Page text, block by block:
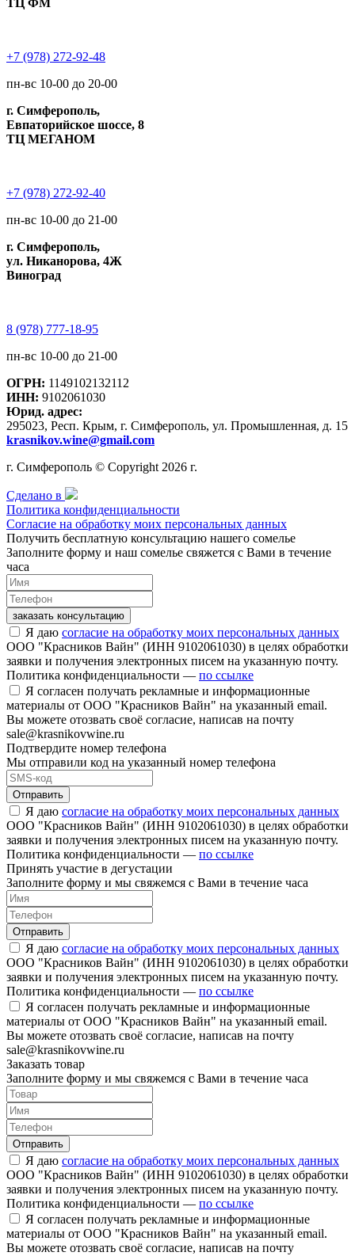
ТЦ ФМ
+7 (978) 272-92-48
пн-вс 10-00 до 20-00
г. Симферополь,
Евпаторийское шоссе, 8
ТЦ МЕГАНОМ
+7 (978) 272-92-40
пн-вс 10-00 до 21-00
г. Симферополь,
ул. Никанорова, 4Ж
Виноград
8 (978) 777-18-95
пн-вс 10-00 до 21-00
ОГРН: 1149102132112
ИНН: 9102061030
Юрид. адрес:
295023, Респ. Крым, г. Симферополь, ул. Промышленная, д. 15
krasnikov.wine@gmail.com
г. Симферополь © Copyright 2026 г.
Сделано в
Политика конфиденциальности
Согласие на обработку моих персональных данных
Получить бесплатную консультацию нашего сомелье
Заполните форму и наш сомелье свяжется с Вами в течение
часа
заказать консультацию
Я даю согласие на обработку моих персональных данных
ООО "Красников Вайн" (ИНН 9102061030) в целях обработки
заявки и получения электронных писем на указанную почту.
Политика конфиденциальности — по ссылке
Я согласен получать рекламные и информационные
материалы от ООО "Красников Вайн" на указанный email.
Вы можете отозвать своё согласие, написав на почту
sale@krasnikovwine.ru
Подтвердите номер телефона
Мы отправили код на указанный номер телефона
Отправить
Я даю согласие на обработку моих персональных данных
ООО "Красников Вайн" (ИНН 9102061030) в целях обработки
заявки и получения электронных писем на указанную почту.
Политика конфиденциальности — по ссылке
Принять участие в дегустации
Заполните форму и мы свяжемся с Вами в течение часа
Отправить
Я даю согласие на обработку моих персональных данных
ООО "Красников Вайн" (ИНН 9102061030) в целях обработки
заявки и получения электронных писем на указанную почту.
Политика конфиденциальности — по ссылке
Я согласен получать рекламные и информационные
материалы от ООО "Красников Вайн" на указанный email.
Вы можете отозвать своё согласие, написав на почту
sale@krasnikovwine.ru
Заказать товар
Заполните форму и мы свяжемся с Вами в течение часа
Отправить
Я даю согласие на обработку моих персональных данных
ООО "Красников Вайн" (ИНН 9102061030) в целях обработки
заявки и получения электронных писем на указанную почту.
Политика конфиденциальности — по ссылке
Я согласен получать рекламные и информационные
материалы от ООО "Красников Вайн" на указанный email.
Вы можете отозвать своё согласие, написав на почту